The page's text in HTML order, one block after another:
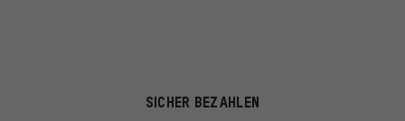
SICHER BEZAHLEN